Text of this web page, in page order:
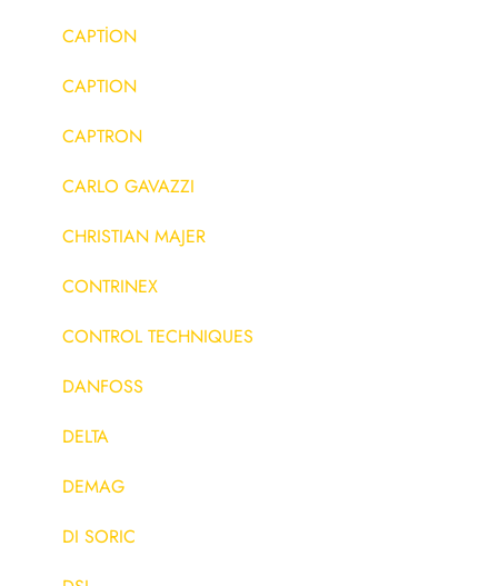
CAPTİON
CAPTION
CAPTRON
CARLO GAVAZZI
CHRISTIAN MAJER
CONTRINEX
CONTROL TECHNIQUES
DANFOSS
DELTA
DEMAG
DI SORIC